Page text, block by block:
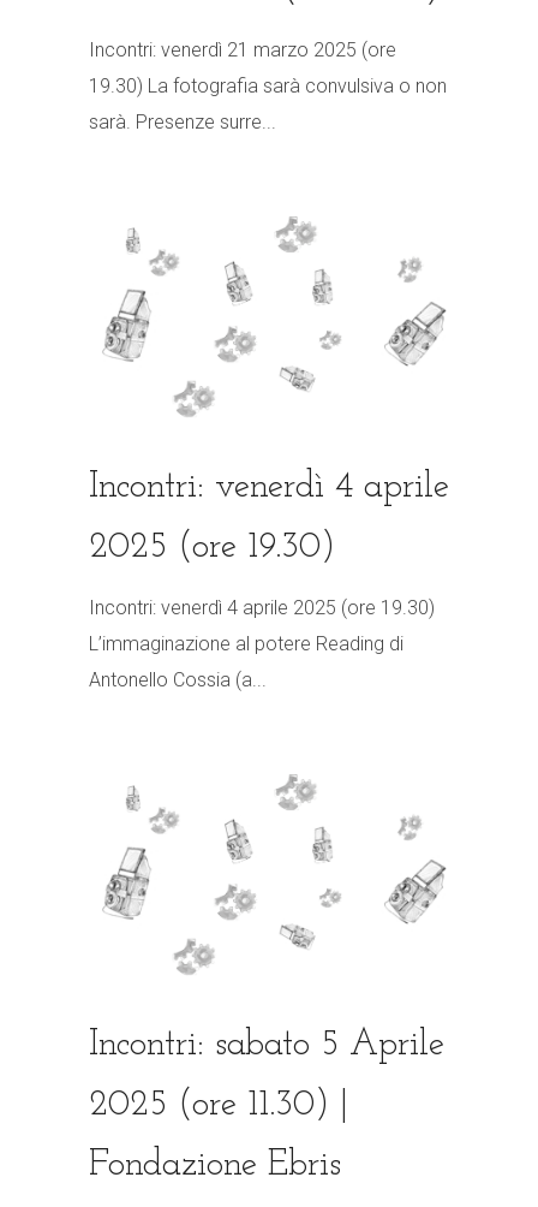
Incontri: venerdì 21 marzo 2025 (ore
19.30) La fotografia sarà convulsiva o non
sarà. Presenze surre...
Incontri: venerdì 4 aprile
2025 (ore 19.30)
Incontri: venerdì 4 aprile 2025 (ore 19.30)
L’immaginazione al potere Reading di
Antonello Cossia (a...
Incontri: sabato 5 Aprile
2025 (ore 11.30) |
Fondazione Ebris